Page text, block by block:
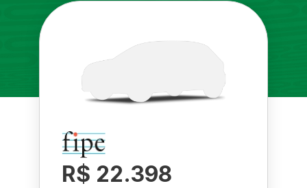
R$ 22.398